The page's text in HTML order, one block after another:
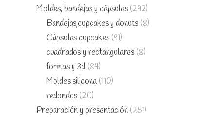
Moldes, bandejas y cápsulas (292)
Bandejas,cupcakes y donuts (8)
Cápsulas cupcakes (91)
cuadrados y rectangulares (8)
formas y 3d (84)
Moldes silicona (110)
redondos (20)
Preparación y presentación (251)